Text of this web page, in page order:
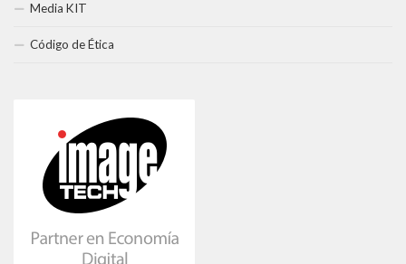
Media KIT
Código de Ética